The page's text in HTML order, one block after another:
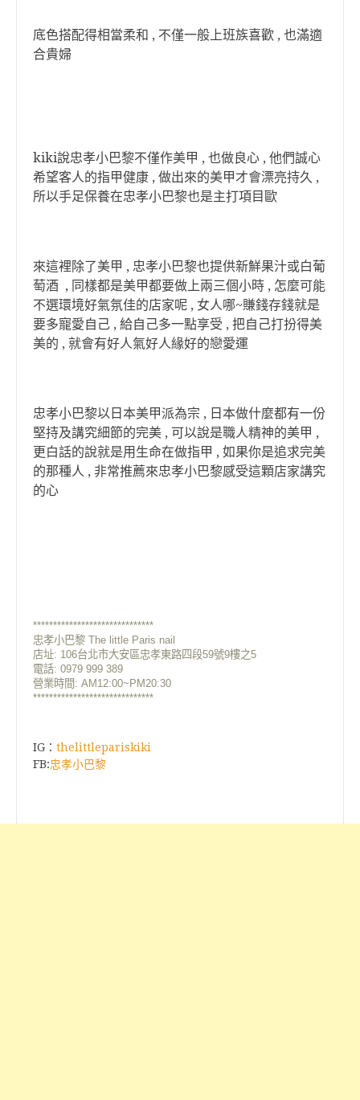
底色搭配得相當柔和 , 不僅一般上班族喜歡 , 也滿適
合貴婦
kiki說忠孝小巴黎不僅作美甲 , 也做良心 , 他們誠心
希望客人的指甲健康 , 做出來的美甲才會漂亮持久 ,
所以手足保養在忠孝小巴黎也是主打項目歐
來這裡除了美甲 , 忠孝小巴黎也提供新鮮果汁或白葡
萄酒 , 同樣都是美甲都要做上兩三個小時 , 怎麼可能
不選環境好氣氛佳的店家呢 , 女人哪~賺錢存錢就是
要多寵愛自己 , 給自己多一點享受 , 把自己打扮得美
美的 , 就會有好人氣好人緣好的戀愛運
忠孝小巴黎以日本美甲派為宗 , 日本做什麼都有一份
堅持及講究細節的完美 , 可以說是職人精神的美甲 ,
更白話的說就是用生命在做指甲 , 如果你是追求完美
的那種人 , 非常推薦來忠孝小巴黎感受這顆店家講究
的心
******************************
忠孝小巴黎 The little Paris nail
店址: 106台北市大安區忠孝東路四段59號9樓之5
電話: 0979 999 389
營業時間: AM12:00~PM20:30
******************************
IG： thelittlepariskiki
FB:忠孝小巴黎